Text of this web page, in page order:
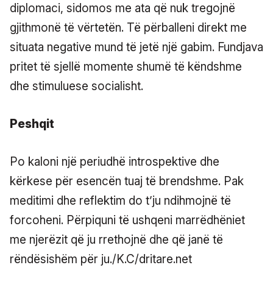
diplomaci, sidomos me ata që nuk tregojnë
gjithmonë të vërtetën. Të përballeni direkt me
situata negative mund të jetë një gabim. Fundjava
pritet të sjellë momente shumë të këndshme
dhe stimuluese socialisht.
Peshqit
Po kaloni një periudhë introspektive dhe
kërkese për esencën tuaj të brendshme. Pak
meditimi dhe reflektim do t’ju ndihmojnë të
forcoheni. Përpiquni të ushqeni marrëdhëniet
me njerëzit që ju rrethojnë dhe që janë të
rëndësishëm për ju./K.C/dritare.net